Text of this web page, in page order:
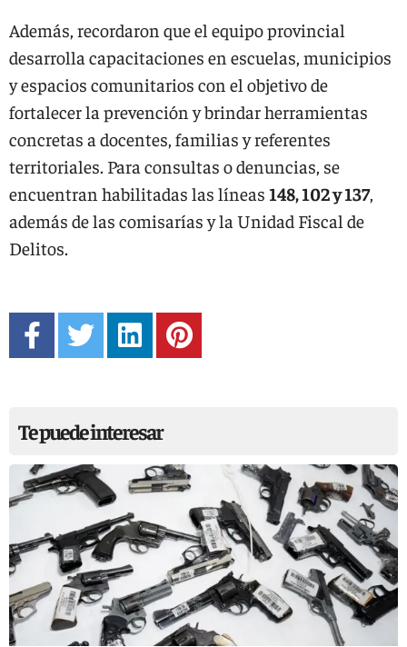
Además, recordaron que el equipo provincial
desarrolla capacitaciones en escuelas, municipios
y espacios comunitarios con el objetivo de
fortalecer la prevención y brindar herramientas
concretas a docentes, familias y referentes
territoriales. Para consultas o denuncias, se
encuentran habilitadas las líneas 148, 102 y 137,
además de las comisarías y la Unidad Fiscal de
Delitos.
Te puede interesar